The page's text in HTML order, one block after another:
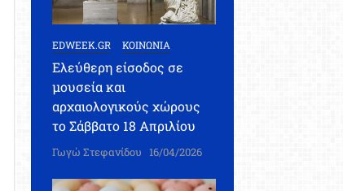
EDWEEK.GR ΚΟΙΝΩΝΙΑ
Ελεύθερη είσοδος σε
μουσεία και
αρχαιολογικούς χώρους
το Σάββατο 18 Απριλίου
Γωγώ Στεφανίδου 16/04/2026